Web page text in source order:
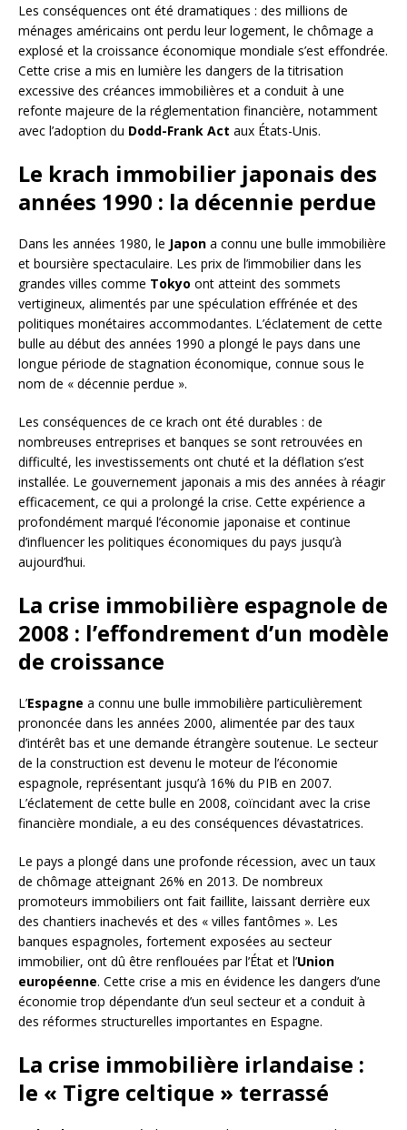
Les conséquences ont été dramatiques : des millions de
ménages américains ont perdu leur logement, le chômage a
explosé et la croissance économique mondiale s’est effondrée.
Cette crise a mis en lumière les dangers de la titrisation
excessive des créances immobilières et a conduit à une
refonte majeure de la réglementation financière, notamment
avec l’adoption du Dodd-Frank Act aux États-Unis.
Le krach immobilier japonais des
années 1990 : la décennie perdue
Dans les années 1980, le Japon a connu une bulle immobilière
et boursière spectaculaire. Les prix de l’immobilier dans les
grandes villes comme Tokyo ont atteint des sommets
vertigineux, alimentés par une spéculation effrénée et des
politiques monétaires accommodantes. L’éclatement de cette
bulle au début des années 1990 a plongé le pays dans une
longue période de stagnation économique, connue sous le
nom de « décennie perdue ».
Les conséquences de ce krach ont été durables : de
nombreuses entreprises et banques se sont retrouvées en
difficulté, les investissements ont chuté et la déflation s’est
installée. Le gouvernement japonais a mis des années à réagir
efficacement, ce qui a prolongé la crise. Cette expérience a
profondément marqué l’économie japonaise et continue
d’influencer les politiques économiques du pays jusqu’à
aujourd’hui.
La crise immobilière espagnole de
2008 : l’effondrement d’un modèle
de croissance
L’Espagne a connu une bulle immobilière particulièrement
prononcée dans les années 2000, alimentée par des taux
d’intérêt bas et une demande étrangère soutenue. Le secteur
de la construction est devenu le moteur de l’économie
espagnole, représentant jusqu’à 16% du PIB en 2007.
L’éclatement de cette bulle en 2008, coïncidant avec la crise
financière mondiale, a eu des conséquences dévastatrices.
Le pays a plongé dans une profonde récession, avec un taux
de chômage atteignant 26% en 2013. De nombreux
promoteurs immobiliers ont fait faillite, laissant derrière eux
des chantiers inachevés et des « villes fantômes ». Les
banques espagnoles, fortement exposées au secteur
immobilier, ont dû être renflouées par l’État et l’Union
européenne. Cette crise a mis en évidence les dangers d’une
économie trop dépendante d’un seul secteur et a conduit à
des réformes structurelles importantes en Espagne.
La crise immobilière irlandaise :
le « Tigre celtique » terrassé